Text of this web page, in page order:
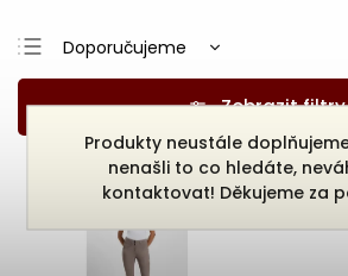
Produkty neustále
nenašli to co hledáte,
kontaktovat! Děkujeme za
Doporučujeme
Nejlevnější
Nejprodávanější
Abecedně